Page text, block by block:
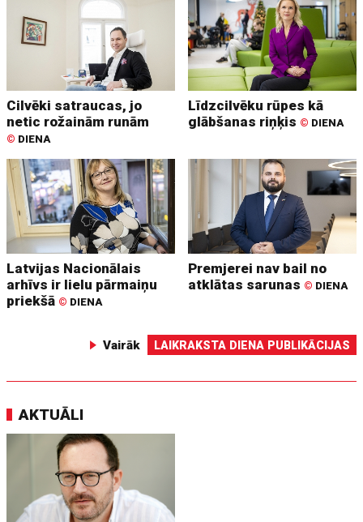
Cilvēki satraucas, jo
netic rožainām runām
© DIENA
Līdzcilvēku rūpes kā
glābšanas riņķis © DIENA
Latvijas Nacionālais
arhīvs ir lielu pārmaiņu
priekšā © DIENA
Premjerei nav bail no
atklātas sarunas © DIENA
Vairāk LAIKRAKSTA DIENA PUBLIKĀCIJAS
AKTUĀLI